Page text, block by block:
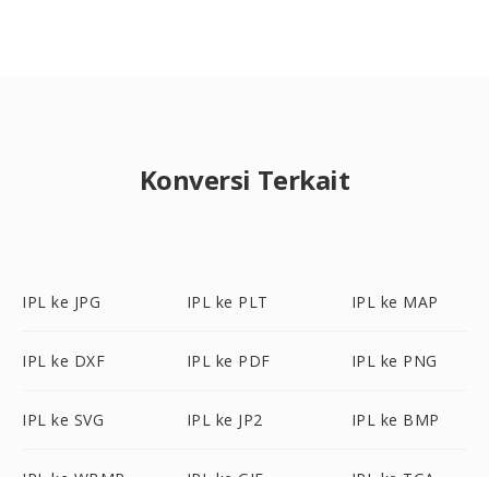
Konversi Terkait
IPL ke JPG IPL ke PLT IPL ke MAP
IPL ke DXF IPL ke PDF IPL ke PNG
IPL ke SVG IPL ke JP2 IPL ke BMP